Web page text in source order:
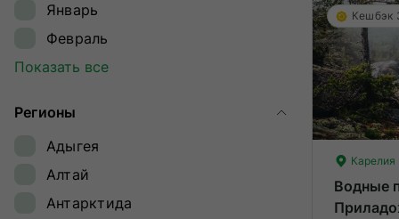
Январь
Февраль
Март
Июнь
Июль
Август
Показать все
Регионы
Адыгея
Алтай
Антарктида
Кешбэк
Карелия
Водные